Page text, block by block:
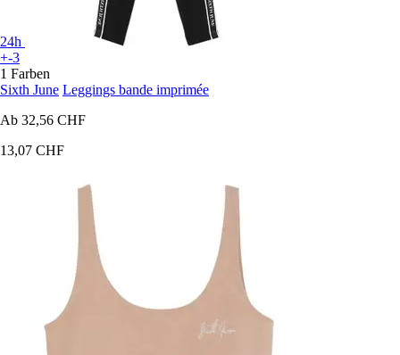
24h
+-3
1 Farben
Sixth June Leggings bande imprimée
Ab 32,56 CHF
13,07 CHF